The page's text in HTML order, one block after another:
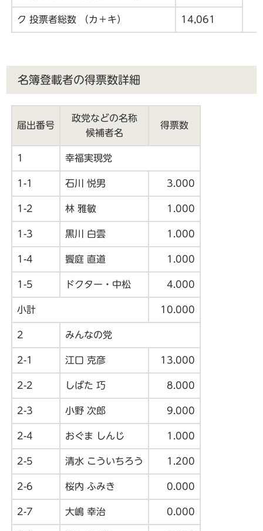
ク 投票者総数 （カ＋キ） 14,061
名簿登載者の得票数詳細
届出番号
政党などの名称
候補者名
得票数
1 幸福実現党
1-1 石川 悦男 3.000
1-2 林 雅敏 1.000
1-3 黒川 白雲 1.000
1-4 饗庭 直道 1.000
1-5 ドクター・中松 4.000
小計 10.000
2 みんなの党
2-1 江口 克彦 13.000
2-2 しばた 巧 8.000
2-3 小野 次郎 9.000
2-4 おぐま しんじ 1.000
2-5 清水 こういちろう 1.200
2-6 桜内 ふみき 0.000
2-7 大嶋 幸治 0.000